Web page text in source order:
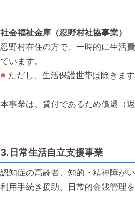
社会福祉金庫（忍野村社協事業）
忍野村在住の方で、一時的に生活
ています。
※ ただし、生活保護世帯は除きます
本事業は、貸付であるため償還（
3.日常生活自立支援事業
認知症の高齢者、知的・精神障が
利用手続き援助、日常的金銭管理を